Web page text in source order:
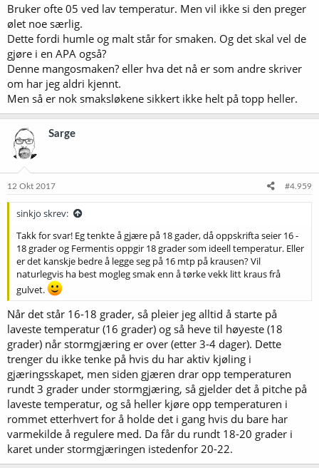
Bruker ofte 05 ved lav temperatur. Men vil ikke si den preger
ølet noe særlig.
Dette fordi humle og malt står for smaken. Og det skal vel de
gjøre i en APA også?
Denne mangosmaken? eller hva det nå er som andre skriver
om har jeg aldri kjennt.
Men så er nok smaksløkene sikkert ikke helt på topp heller.
Sarge
12 Okt 2017 #4.959
sinkjo skrev:
Takk for svar! Eg tenkte å gjære på 18 gader, då oppskrifta seier 16 -
18 grader og Fermentis oppgir 18 grader som ideell temperatur. Eller
er det kanskje bedre å legge seg på 16 mtp på krausen? Vil
naturlegvis ha best mogleg smak enn å tørke vekk litt kraus frå
gulvet.
Når det står 16-18 grader, så pleier jeg alltid å starte på
laveste temperatur (16 grader) og så heve til høyeste (18
grader) når stormgjæring er over (etter 3-4 dager). Dette
trenger du ikke tenke på hvis du har aktiv kjøling i
gjæringsskapet, men siden gjæren drar opp temperaturen
rundt 3 grader under stormgjæring, så gjelder det å pitche på
laveste temperatur, og så heller kjøre opp temperaturen i
rommet etterhvert for å holde det i gang hvis du bare har
varmekilde å regulere med. Da får du rundt 18-20 grader i
karet under stormgjæringen istedenfor 20-22.